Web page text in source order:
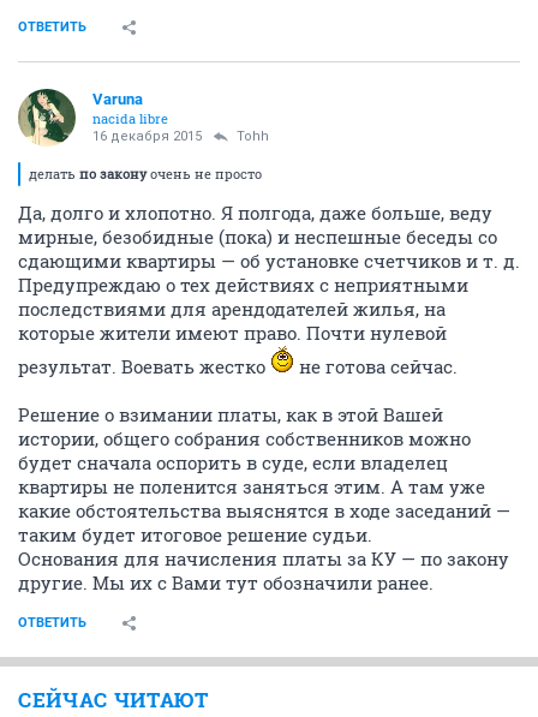
ОТВЕТИТЬ
Varuna
nacida libre
16 декабря 2015 Tohh
делать по законуочень не просто
Да, долго и хлопотно. Я полгода, даже больше, веду
мирные, безобидные (пока) и неспешные беседы со
сдающими квартиры — об установке счетчиков и т. д.
Предупреждаю о тех действиях с неприятными
последствиями для арендодателей жилья, на
которые жители имеют право. Почти нулевой
результат. Воевать жестко
не готова сейчас.
Решение о взимании платы, как в этой Вашей
истории, общего собрания собственников можно
будет сначала оспорить в суде, если владелец
квартиры не поленится заняться этим. А там уже
какие обстоятельства выяснятся в ходе заседаний —
таким будет итоговое решение судьи.
Основания для начисления платы за КУ — по закону
другие. Мы их с Вами тут обозначили ранее.
ОТВЕТИТЬ
СЕЙЧАС ЧИТАЮТ